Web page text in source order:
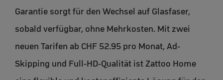
Garantie sorgt für den Wechsel auf Glasfaser,
sobald verfügbar, ohne Mehrkosten. Mit zwei
neuen Tarifen ab CHF 52.95 pro Monat, Ad-
Skipping und Full-HD-Qualität ist Zattoo Home